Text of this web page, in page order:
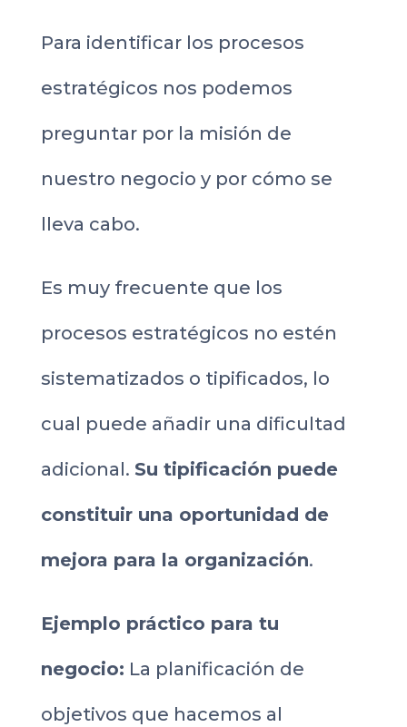
Para identificar los procesos
estratégicos nos podemos
preguntar por la misión de
nuestro negocio y por cómo se
lleva cabo.
Es muy frecuente que los
procesos estratégicos no estén
sistematizados o tipificados, lo
cual puede añadir una dificultad
adicional. Su tipificación puede
constituir una oportunidad de
mejora para la organización.
Ejemplo práctico para tu
negocio: La planificación de
objetivos que hacemos al